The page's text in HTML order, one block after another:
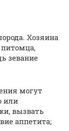
Хозяина
питомца,
зевание
могут
или
вызвать
аппетита;